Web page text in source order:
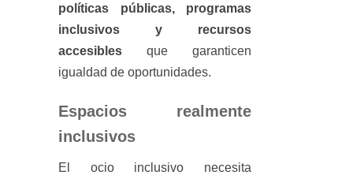
políticas públicas, programas
inclusivos y recursos
accesibles que garanticen
igualdad de oportunidades.
Espacios realmente
inclusivos
El ocio inclusivo necesita